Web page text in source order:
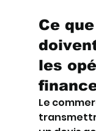
Ce
les
Le